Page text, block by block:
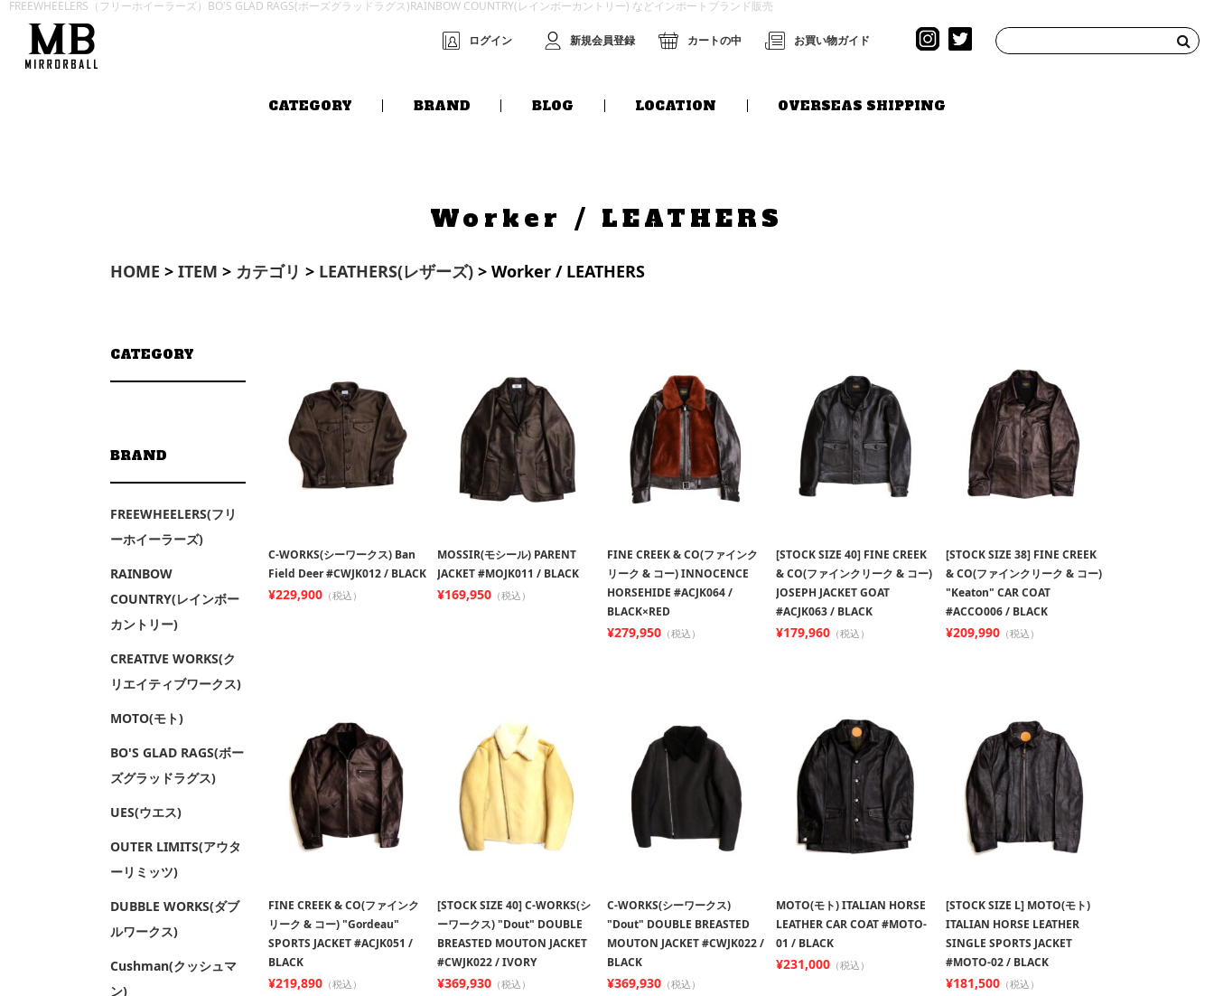
FREEWHEELERS（フリーホイーラーズ）BO'S GLAD RAGS(ボーズグラッドラグス)RAINBOW COUNTRY(レインボーカントリー) などインポートブランド販売
ログイン 新規会員登録 カートの中 お買い物ガイド
CATEGORY BRAND BLOG LOCATION OVERSEAS SHIPPING
Worker / LEATHERS
HOME > ITEM > カテゴリ > LEATHERS(レザーズ) > Worker / LEATHERS
C-WORKS(シーワークス) Ban
Field Deer #CWJK012 / BLACK
¥229,900 （税込）
MOSSIR(モシール) PARENT
JACKET #MOJK011 / BLACK
¥169,950 （税込）
FINE CREEK & CO(ファインク
リーク & コー) INNOCENCE
HORSEHIDE #ACJK064 /
BLACK×RED
¥279,950（税込）
[STOCK SIZE 40] FINE CREEK
& CO(ファインクリーク & コー)
JOSEPH JACKET GOAT
#ACJK063 / BLACK
¥179,960 （税込）
[STOCK SIZE 38] FINE CREEK
& CO(ファインクリーク & コー)
"Keaton" CAR COAT
#ACCO006 / BLACK
¥209,990（税込）
FINE CREEK & CO(ファインク
リーク & コー) "Gordeau"
SPORTS JACKET #ACJK051 /
BLACK
¥219,890 （税込）
[STOCK SIZE 40] C-WORKS(シ
ーワークス) "Dout" DOUBLE
BREASTED MOUTON JACKET
#CWJK022 / IVORY
¥369,930 （税込）
C-WORKS(シーワークス)
"Dout" DOUBLE BREASTED
MOUTON JACKET #CWJK022 /
BLACK
¥369,930（税込）
MOTO(モト) ITALIAN HORSE
LEATHER CAR COAT #MOTO-
01 / BLACK
¥231,000 （税込）
[STOCK SIZE L] MOTO(モト)
ITALIAN HORSE LEATHER
SINGLE SPORTS JACKET
#MOTO-02 / BLACK
¥181,500（税込）
CATEGORY
BRAND
FREEWHEELERS(フリ
ーホイーラーズ)
RAINBOW
COUNTRY(レインボー
カントリー)
CREATIVE WORKS(ク
リエイティブワークス)
MOTO(モト)
BO'S GLAD RAGS(ボー
ズグラッドラグス)
UES(ウエス)
OUTER LIMITS(アウタ
ーリミッツ)
DUBBLE WORKS(ダブ
ルワークス)
Cushman(クッシュマ
ン)